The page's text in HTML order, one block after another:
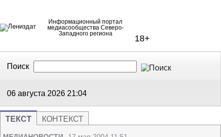
Информационный портал
медиасообщества Северо-
Западного региона
18+
Поиск
06 августа 2026 21:04
ТЕКСТ КОНТЕКСТ